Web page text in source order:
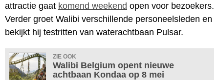
attractie gaat komend weekend open voor bezoekers.
Verder groet Walibi verschillende personeelsleden en
bekijkt hij testritten van waterachtbaan Pulsar.
ZIE OOK
Walibi Belgium opent nieuwe
achtbaan Kondaa op 8 mei